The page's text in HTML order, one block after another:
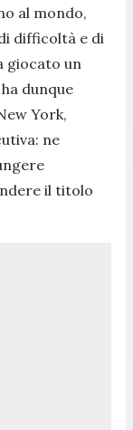
al mondo,
difficoltà e di
giocato un
dunque
York,
ne
il titolo